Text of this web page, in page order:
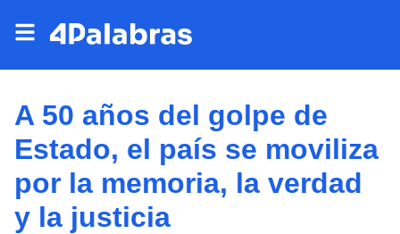
A 50 años del golpe de
Estado, el país se moviliza
por la memoria, la verdad
y la justicia